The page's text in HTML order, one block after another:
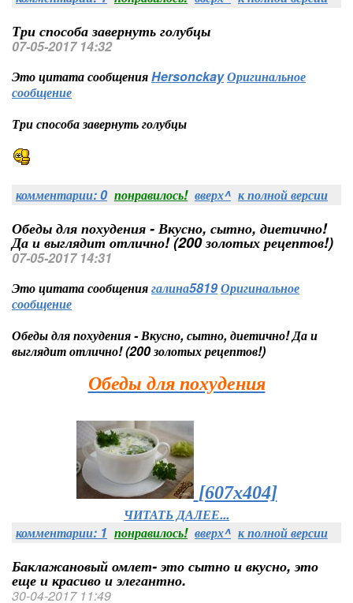
Три способа завернуть голубцы
07-05-2017 14:32
Это цитата сообщенияHersonckayОригинальное
сообщение
Три способа завернуть голубцы
комментарии: 0 понравилось! вверх^ к полной версии
Обеды для похудения - Вкусно, сытно, диетично!
Да и выглядит отлично! (200 золотых рецептов!)
07-05-2017 14:31
Это цитата сообщениягалина5819Оригинальное
сообщение
Обеды для похудения - Вкусно, сытно, диетично! Да и
выглядит отлично! (200 золотых рецептов!)
Обеды для похудения
[607x404]
ЧИТАТЬ ДАЛЕЕ...
комментарии: 1 понравилось! вверх^ к полной версии
Баклажановый омлет- это сытно и вкусно, это
еще и красиво и элегантно.
30-04-2017 11:49